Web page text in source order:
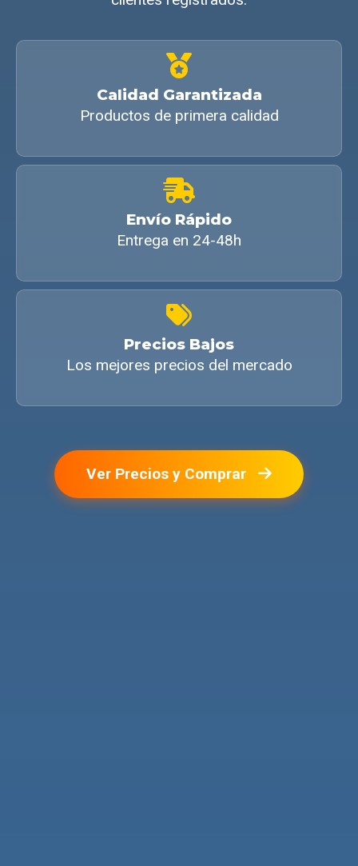
Calidad Garantizada
Productos de primera calidad
Envío Rápido
Entrega en 24-48h
Precios Bajos
Los mejores precios del mercado
Ver Precios y Comprar